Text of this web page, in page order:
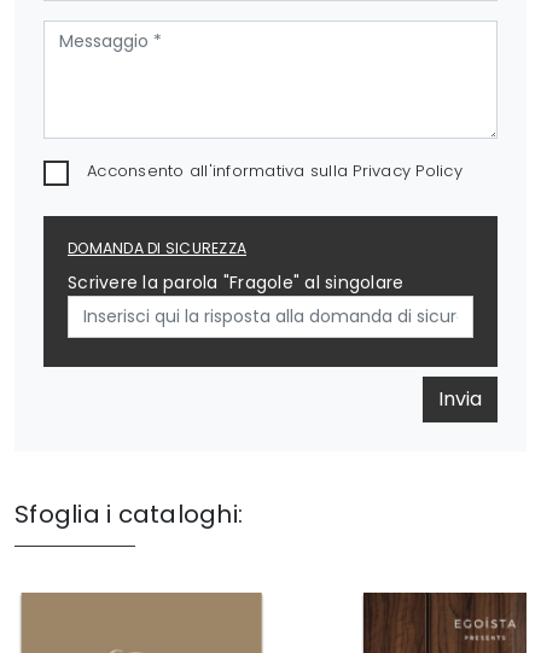
Acconsento all'informativa sulla Privacy Policy
DOMANDA DI SICUREZZA
Scrivere la parola "Fragole" al singolare
Invia
Sfoglia i cataloghi: